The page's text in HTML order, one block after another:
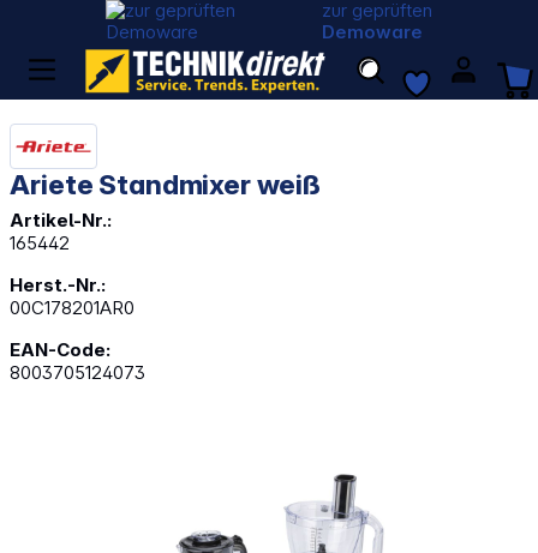
zur geprüften
Demoware
Ariete Standmixer weiß
Artikel-Nr.:
165442
Herst.-Nr.:
00C178201AR0
EAN-Code:
8003705124073